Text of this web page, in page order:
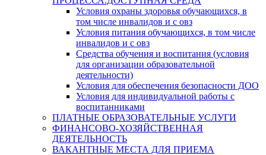
Условия охраны здоровья обучающихся, в
том числе инвалидов и с овз
Условия питания обучающихся, в том числе
инвалидов и с овз
Средства обучения и воспитания (условия
для организации образовательной
деятельности)
Условия для обеспечения безопасности ДОО
Условия для индивидуальной работы с
воспитанниками
ПЛАТНЫЕ ОБРАЗОВАТЕЛЬНЫЕ УСЛУГИ
ФИНАНСОВО-ХОЗЯЙСТВЕННАЯ
ДЕЯТЕЛЬНОСТЬ
ВАКАНТНЫЕ МЕСТА ДЛЯ ПРИЕМА